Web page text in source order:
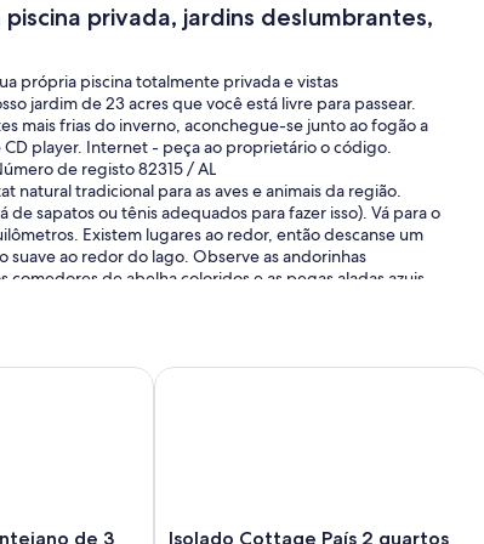
privada, jardins deslumbrantes,
própria piscina totalmente privada e vistas
jardim de 23 acres que você está livre para passear.
mais frias do inverno, aconchegue-se junto ao fogão a
player. Internet - peça ao proprietário o código.
de registo 82315 / AL
natural tradicional para as aves e animais da região.
sapatos ou tênis adequados para fazer isso). Vá para o
Existem lugares ao redor, então descanse um
suave ao redor do lago. Observe as andorinhas
de abelha coloridos e as pegas aladas azuis,
cuidado e gentilmente devolvido ao lago.
preservado pela poluição luminosa. Fique
o nascer do sol sobre o lago e o pôr do sol
para apreciar as melhores vistas do pôr-do-sol. Vire à
a serra
de 3
de 3 quartos com piscina privativa na bela
Isolado
Isolado Cottage País 2 quartos
Isolado Cottage País 2 quartos com